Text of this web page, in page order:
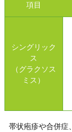
項目
シングリック
ス
（グラクソス
ミス）
帯状疱疹や合併症